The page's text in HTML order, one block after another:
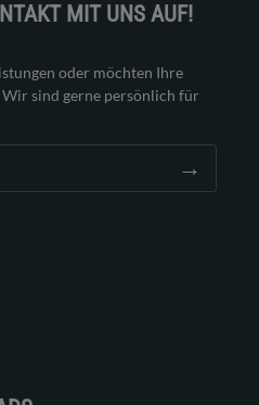
MIT UNS AUF!
oder möchten Ihre
sind gerne persönlich für
→